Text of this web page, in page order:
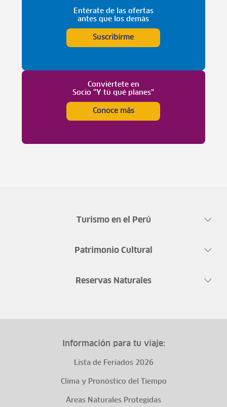
Entérate de las ofertas
antes que los demás
Suscribirme
Conviértete en
Socio “Y tú qué planes”
Conoce más
Turismo en el Perú
Patrimonio Cultural
Reservas Naturales
Información para tu viaje:
Lista de Feriados 2026
Clima y Pronóstico del Tiempo
Áreas Naturales Protegidas